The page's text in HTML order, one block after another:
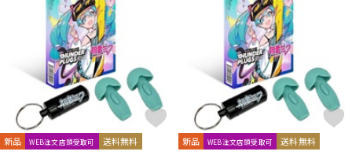
新品 WEB注文店頭受取可 送料無料 新品 WEB注文店頭受取可 送料無料